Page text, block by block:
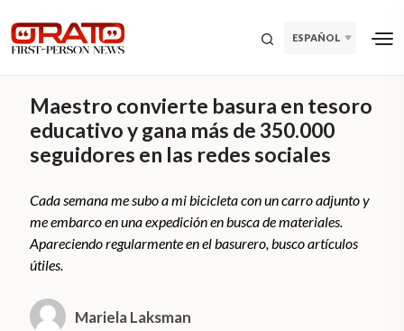
ESPAÑOL
Maestro convierte basura en tesoro
educativo y gana más de 350.000
seguidores en las redes sociales
Cada semana me subo a mi bicicleta con un carro adjunto y
me embarco en una expedición en busca de materiales.
Apareciendo regularmente en el basurero, busco artículos
útiles.
Mariela Laksman